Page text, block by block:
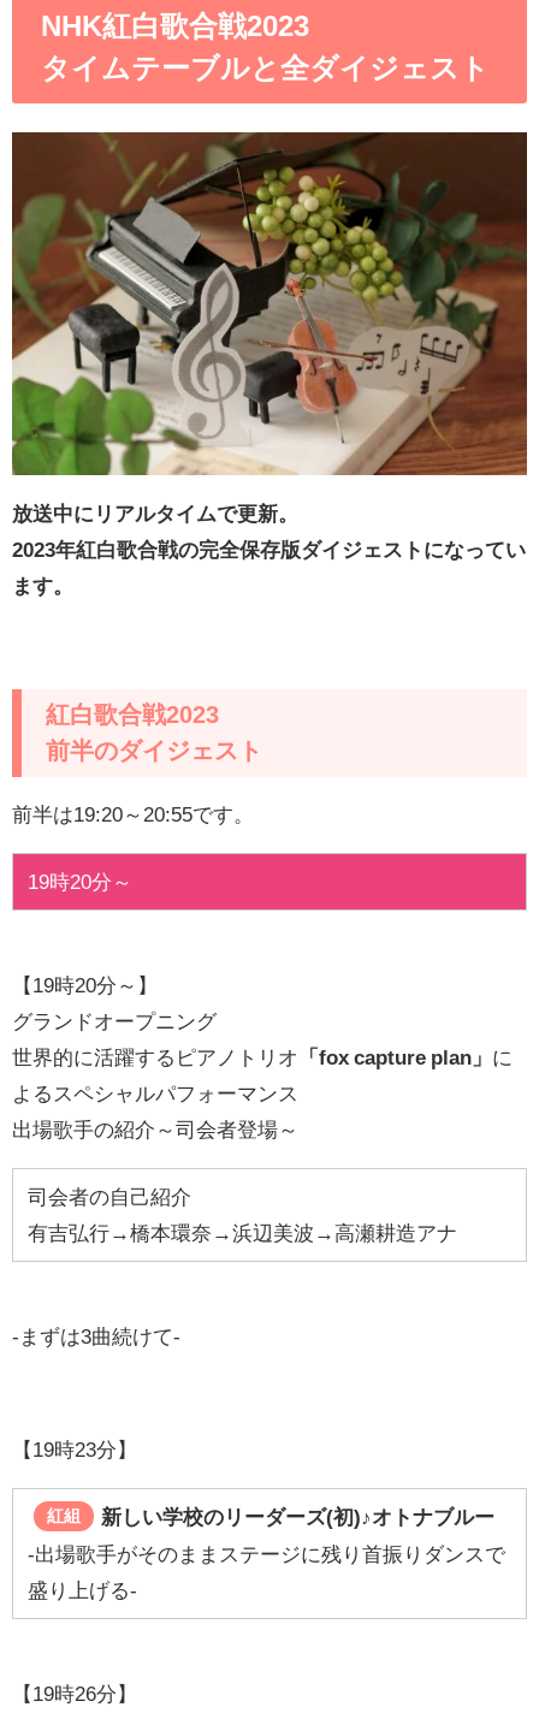
NHK紅白歌合戦2023
タイムテーブルと全ダイジェスト
放送中にリアルタイムで更新。
2023年紅白歌合戦の完全保存版ダイジェストになってい
ます。
紅白歌合戦2023
前半のダイジェスト
前半は19:20～20:55です。
19時20分～
【19時20分～】
グランドオープニング
世界的に活躍するピアノトリオ
「fox capture plan」 に
よるスペシャルパフォーマンス
出場歌手の紹介～司会者登場～
司会者の自己紹介
有吉弘行→橋本環奈→浜辺美波→高瀬耕造アナ
-まずは3曲続けて-
【19時23分】
紅組
新しい学校のリーダーズ(初)♪オトナブルー
-出場歌手がそのままステージに残り首振りダンスで
盛り上げる-
【19時26分】